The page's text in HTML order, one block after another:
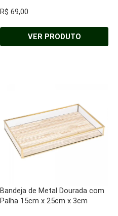
R$ 69,00
VER PRODUTO
Bandeja de Metal Dourada com
Palha 15cm x 25cm x 3cm